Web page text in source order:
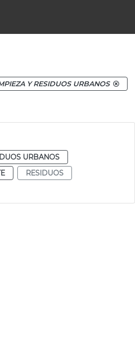
Y RESIDUOS URBANOS
URBANOS
RESIDUOS